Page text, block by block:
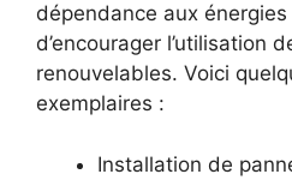
dépendance aux
d’encourager l’utilisation
renouvelables. Voici
exemplaires :
Installation de